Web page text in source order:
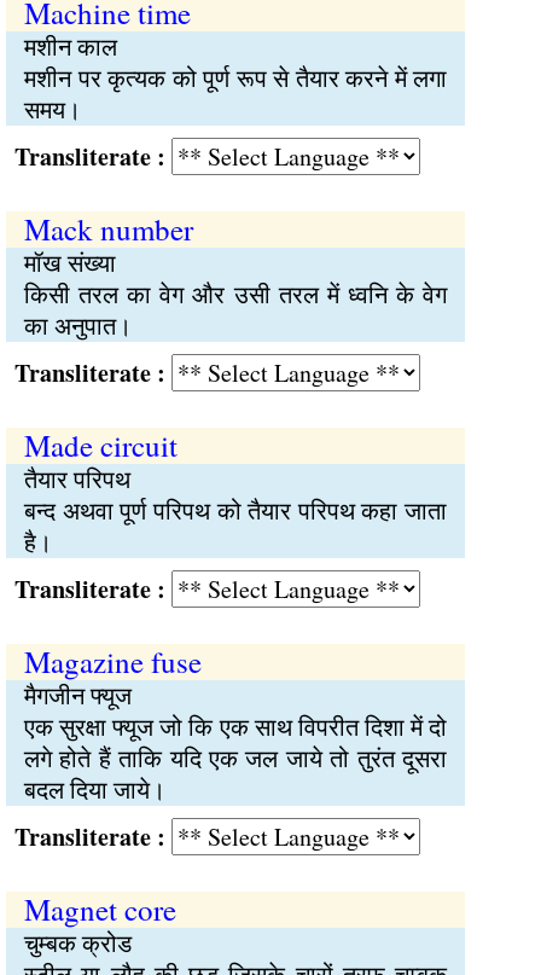
Machine time
मशीन काल
मशीन पर कृत्यक को पूर्ण रूप से तैयार करने में लगा
समय।
:
Mack number
मॉख संख्या
किसी तरल का वेग और उसी तरल में ध्वनि के वेग
का अनुपात।
:
Made circuit
तैयार परिपथ
बन्द अथवा पूर्ण परिपथ को तैयार परिपथ कहा जाता
है।
:
Magazine fuse
मैगजीन फ्यूज
एक सुरक्षा फ्यूज जो कि एक साथ विपरीत दिशा में दो
लगे होते हैं ताकि यदि एक जल जाये तो तुरंत दूसरा
बदल दिया जाये।
:
Magnet core
चुम्बक क्रोड